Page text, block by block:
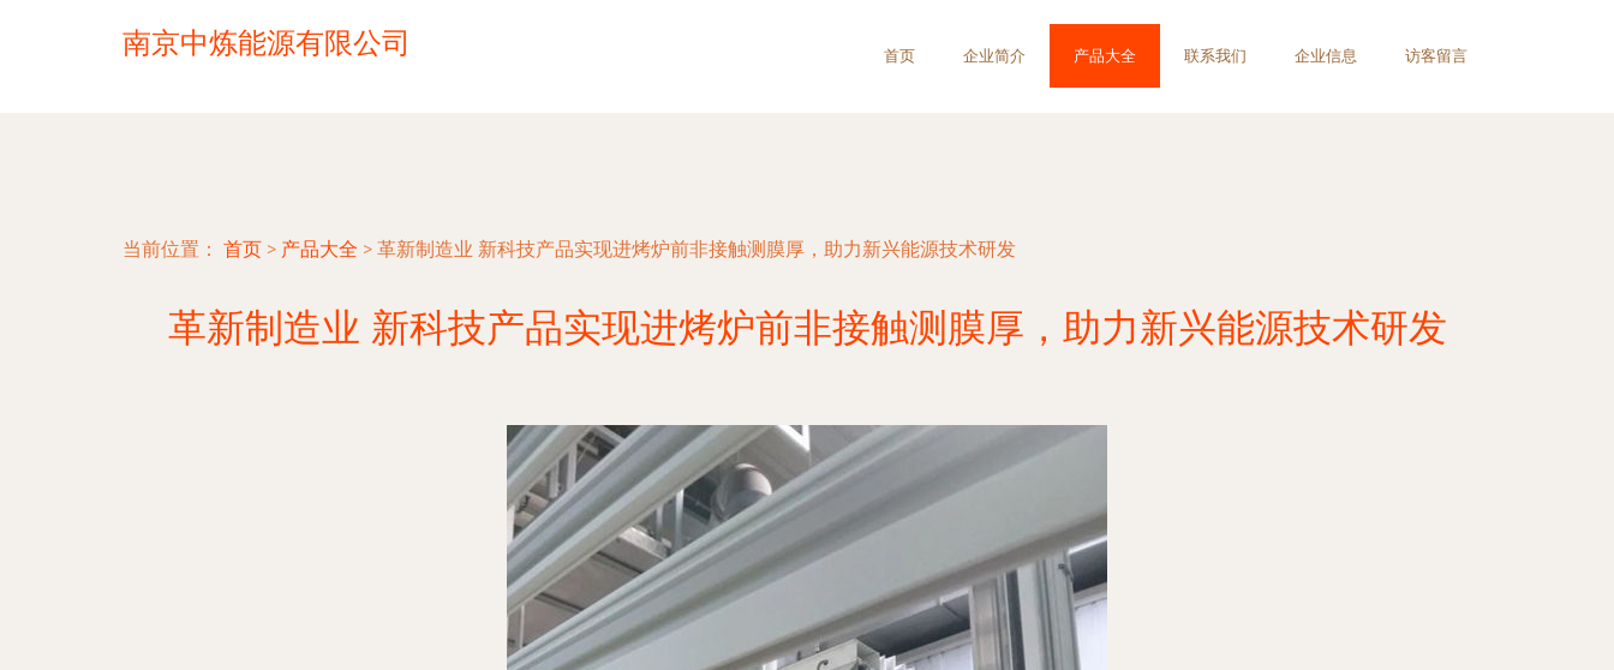
南京中炼能源有限公司 首页 企业简介 产品大全 联系我们 企业信息 访客留言
当前位置： 首页 > 产品大全 > 革新制造业 新科技产品实现进烤炉前非接触测膜厚，助力新兴能源技术研发
革新制造业 新科技产品实现进烤炉前非接触测膜厚，助力新兴能源技术研发